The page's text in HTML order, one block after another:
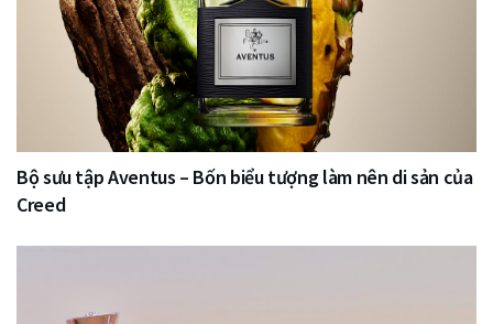
Bộ sưu tập Aventus – Bốn biểu tượng làm nên di sản của
Creed